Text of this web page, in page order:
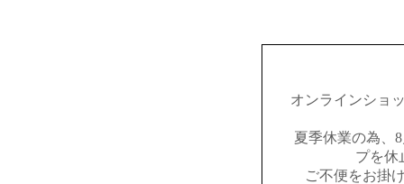
オンラインショ
夏季休業の為、
プを休
ご不便をお掛